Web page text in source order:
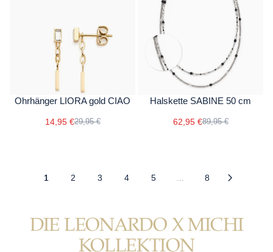
Ohrhänger LIORA gold CIAO
14,95 €29,95 €
Halskette SABINE 50 cm
62,95 €89,95 €
1 2 3 4 5 8
DIE LEONARDO X MICHI
KOLLEKTION